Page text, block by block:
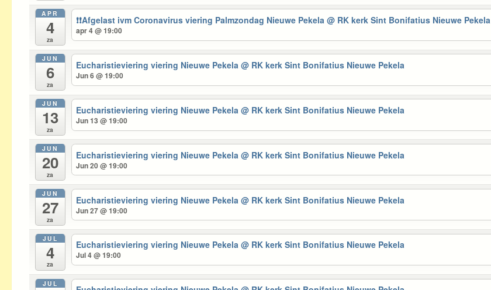
APR
4
za
❗❗Afgelast ivm Coronavirus viering Palmzondag Nieuwe Pekela@ RK kerk Sint Bonifatius Nieuwe Pekela
apr 4 @ 19:00
JUN
6
za
Eucharistieviering viering Nieuwe Pekela@ RK kerk Sint Bonifatius Nieuwe Pekela
Jun 6 @ 19:00
JUN
13
za
Eucharistieviering viering Nieuwe Pekela@ RK kerk Sint Bonifatius Nieuwe Pekela
Jun 13 @ 19:00
JUN
20
za
Eucharistieviering viering Nieuwe Pekela@ RK kerk Sint Bonifatius Nieuwe Pekela
Jun 20 @ 19:00
JUN
27
za
Eucharistieviering viering Nieuwe Pekela@ RK kerk Sint Bonifatius Nieuwe Pekela
Jun 27 @ 19:00
JUL
4
za
Eucharistieviering viering Nieuwe Pekela@ RK kerk Sint Bonifatius Nieuwe Pekela
Jul 4 @ 19:00
JUL